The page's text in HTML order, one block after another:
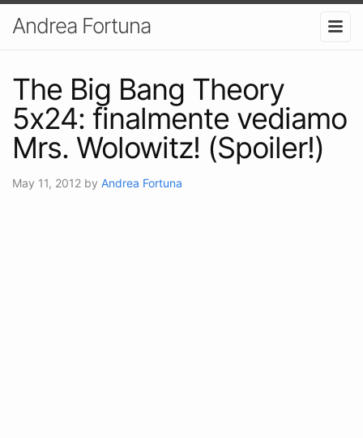
Andrea Fortuna
The Big Bang Theory
5x24: finalmente vediamo
Mrs. Wolowitz! (Spoiler!)
May 11, 2012 by Andrea Fortuna